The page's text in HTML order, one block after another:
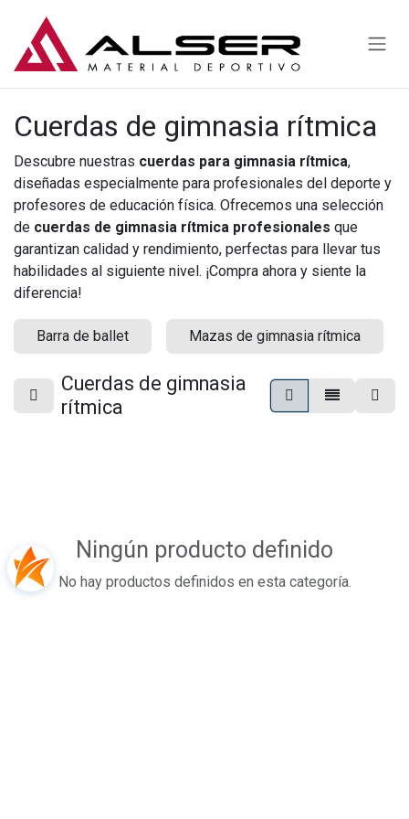
Cuerdas de gimnasia rítmica
Descubre nuestras cuerdas para gimnasia rítmica,
diseñadas especialmente para profesionales del deporte y
profesores de educación física. Ofrecemos una selección
de cuerdas de gimnasia rítmica profesionales que
garantizan calidad y rendimiento, perfectas para llevar tus
habilidades al siguiente nivel. ¡Compra ahora y siente la
diferencia!
Barra de ballet Mazas de gimnasia rítmica
Cuerdas de gimnasia
rítmica
Ningún producto definido
No hay productos definidos en esta categoría.